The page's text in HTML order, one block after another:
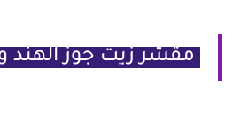
مقشر زيت جوز الهند